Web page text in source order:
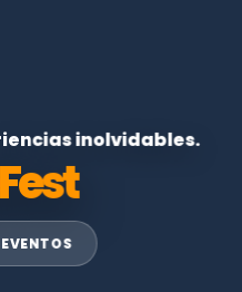
inolvidables.